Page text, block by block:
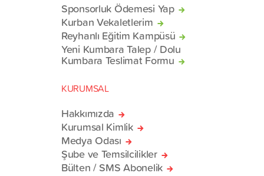
Sponsorluk Ödemesi Yap
Kurban Vekaletlerim
Reyhanlı Eğitim Kampüsü
Yeni Kumbara Talep / Dolu
Kumbara Teslimat Formu
KURUMSAL
Hakkımızda
Kurumsal Kimlik
Medya Odası
Şube ve Temsilcilikler
Bülten / SMS Abonelik